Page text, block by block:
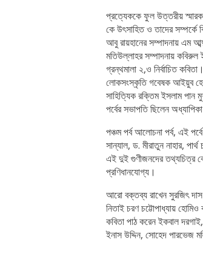
প্রত্যেককে ফুল উত্তরীয়
কে উৎসাহিত ও তাদের সম্পর্কে
আবু রায়হানের সম্পাদনায় এম
মতিউল্লাহর সম্পাদনায় কবিরুল
গ্রন্থমালা ২,ও নির্বাচিত
লোকসংস্কৃতি গবেষক আইয়ুব
সাহিত্যিক রক্তিম ইসলাম
পর্বের সভাপতি ছিলেন
পঞ্চম পর্ব আলোচনা পর্ব, এই
সান্যাল, ড. মীরাতুন নাহার,
এই দুই গুণীজনদের তথ্যচিত্র
প্রণিধানযোগ্য।
আরো বক্তব্য রাখেন সুরজিৎ
নিতাই চরণ চট্টোপাধ্যায়
কবিতা পাঠ করেন ইকবাল
ইনাস উদ্দিন, সোহেদ পারভেজ